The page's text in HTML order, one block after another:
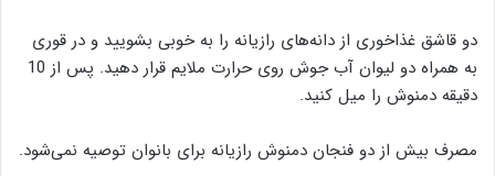
دو قاشق غذاخوری از دانه‌های رازیانه را به خوبی بشویید و در قوری
به همراه دو لیوان آب جوش روی حرارت ملایم قرار دهید. پس از 10
دقیقه دمنوش را میل کنید.
مصرف بیش از دو فنجان دمنوش رازیانه برای بانوان توصیه نمی‌شود.